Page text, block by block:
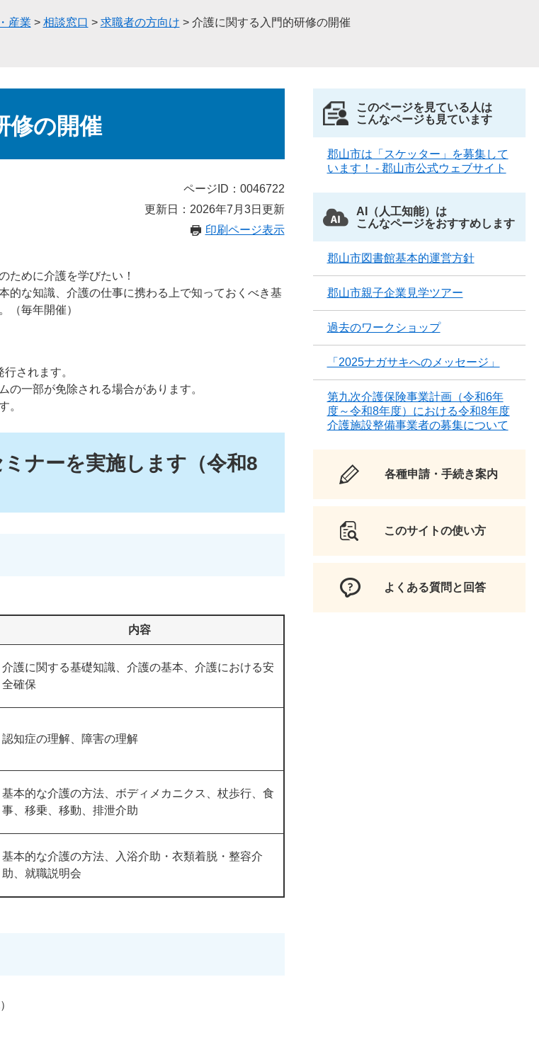
産業 > 相談窓口 > 求職者の方向け > 介護に関する入門的研修の開催
修の開催
ページID：0046722
更新日：2026年7月3日更新
印刷ページ表示
ために介護を学びたい！
的な知識、介護の仕事に携わる上で知っておくべき基
（毎年開催）
されます。
の一部が免除される場合があります。
。
ナーを実施します（令和8
内容
介護に関する基礎知識、介護の基本、介護における安
全確保
認知症の理解、障害の理解
基本的な介護の方法、ボディメカニクス、杖歩行、食
事、移乗、移動、排泄介助
基本的な介護の方法、入浴介助・衣類着脱・整容介
助、就職説明会
このページを見ている人は
こんなページも見ています
郡山市は「スケッター」を募集して
います！ - 郡山市公式ウェブサイト
AI（人工知能）は
こんなページをおすすめします
郡山市図書館基本的運営方針
郡山市親子企業見学ツアー
過去のワークショップ
「2025ナガサキへのメッセージ」
第九次介護保険事業計画（令和6年
度～令和8年度）における令和8年度
介護施設整備事業者の募集について
各種申請・手続き案内
このサイトの使い方
よくある質問と回答